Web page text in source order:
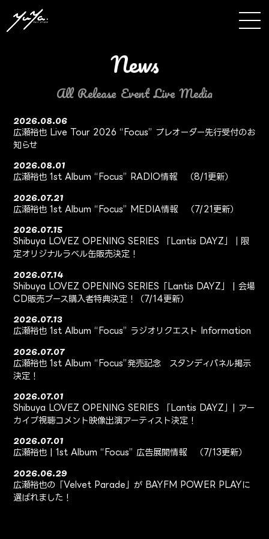
news
All Release Event Live Media
2026.08.06
広瀬裕也 Live Tour 2026 “Focus” プレオーダー先行受付のお
知らせ
2026.08.01
広瀬裕也 1st Album “Focus” RADIO情報 （8/1更新）
2026.07.21
広瀬裕也 1st Album “Focus” MEDIA情報 （7/21更新）
2026.07.15
Shibuya LOVEZ OPENING SERIES 「Lantis DAYZ」｜限
定オリジナルラベル缶販売決定！
2026.07.14
Shibuya LOVEZ OPENING SERIES「Lantis DAYZ」 | 会場
CD販売ブース購入者特典決定！（7/14更新）
2026.07.13
広瀬裕也 1st Album “Focus” ラジオリクエスト Information
2026.07.07
広瀬裕也 1st Album “Focus”発売記念 スタンディパネル掲示
決定！
2026.07.01
Shibuya LOVEZ OPENING SERIES 「Lantis DAYZ」| アー
カイブ視聴コメント映像出演アーティスト決定！
2026.07.01
広瀬裕也 | 1st Album “Focus” 広告展開情報 （7/13更新）
2026.06.29
広瀬裕也の「Velvet Parade」が BAYFM POWER PLAYに
選ばれました！